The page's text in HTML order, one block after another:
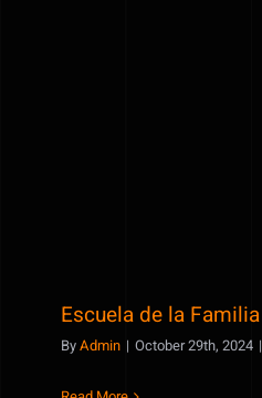
Escuela de la Familia
ByAdmin | October 29th, 2024 |